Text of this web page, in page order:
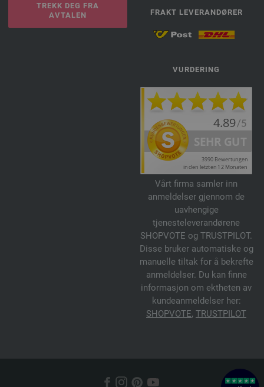
TREKK DEG FRA
AVTALEN
FRAKT LEVERANDØRER
VURDERING
Vårt firma samler inn
anmeldelser gjennom de
uavhengige
tjenesteleverandørene
SHOPVOTE og TRUSTPILOT.
Disse bruker automatiske og
manuelle tiltak for å bekrefte
anmeldelser. Du kan finne
informasjon om ektheten av
kundeanmeldelser her:
SHOPVOTE, TRUSTPILOT